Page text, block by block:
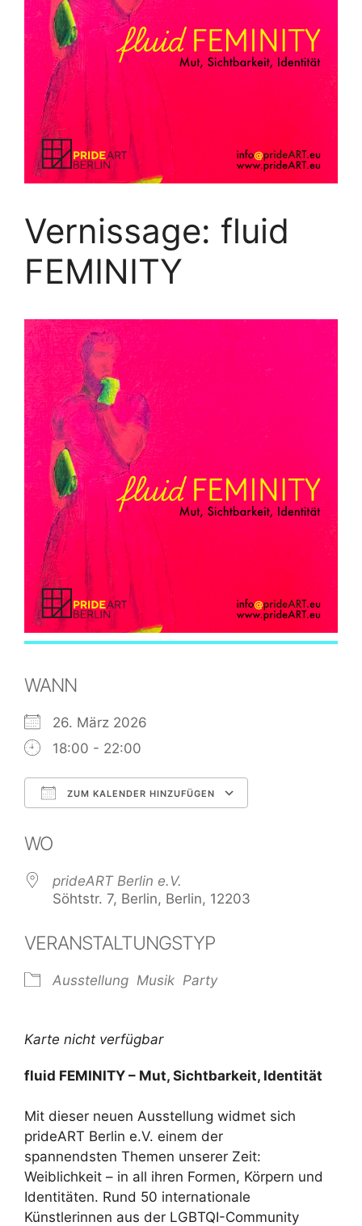
Vernissage: fluid
FEMINITY
WANN
26. März 2026
18:00 - 22:00
ZUM KALENDER HINZUFÜGEN
WO
prideART Berlin e.V.
Söhtstr. 7, Berlin, Berlin, 12203
VERANSTALTUNGSTYP
Ausstellung Musik Party
Karte nicht verfügbar
fluid FEMINITY – Mut, Sichtbarkeit, Identität
Mit dieser neuen Ausstellung widmet sich
prideART Berlin e.V. einem der
spannendsten Themen unserer Zeit:
Weiblichkeit – in all ihren Formen, Körpern und
Identitäten. Rund 50 internationale
Künstlerinnen aus der LGBTQI-Community